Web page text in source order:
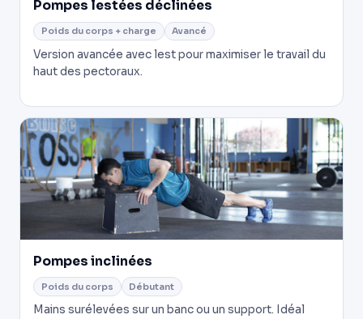
Pompes lestées déclinées
Poids du corps + charge Avancé
Version avancée avec lest pour maximiser le travail du
haut des pectoraux.
Pompes inclinées
Poids du corps Débutant
Mains surélevées sur un banc ou un support. Idéal